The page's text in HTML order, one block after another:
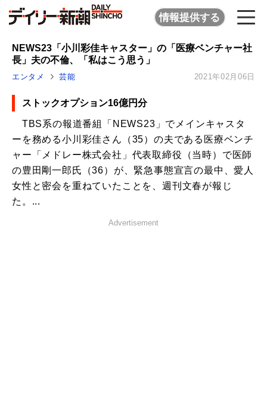
情報提供する
NEWS23「小川彩佳キャスター」の「医療ベンチャー社
長」夫の不倫、「私はこう思う」
エンタメ 芸能 2021年02月06日
ストックオプション16億円分
TBS系の報道番組「NEWS23」でメインキャスタ
ーを務める小川彩佳さん（35）の夫である医療ベンチ
ャー「メドレー株式会社」代表取締役（当時）で医師
の豊田剛一郎氏（36）が、緊急事態宣言の最中、愛人
女性と密会を重ねていたことを、週刊文春が報じ
た。...
Advertisement